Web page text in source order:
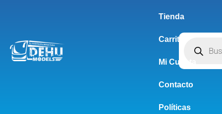
Tienda
Carrito
Mi Cuenta
Contacto
Políticas